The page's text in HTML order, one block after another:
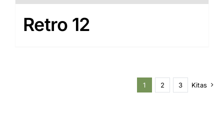
Retro 12
1 2 3 Kitas